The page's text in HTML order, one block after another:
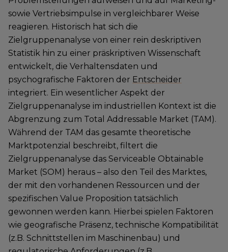
sowie Vertriebsimpulse in vergleichbarer Weise
reagieren. Historisch hat sich die
Zielgruppenanalyse von einer rein deskriptiven
Statistik hin zu einer präskriptiven Wissenschaft
entwickelt, die Verhaltensdaten und
psychografische Faktoren der Entscheider
integriert. Ein wesentlicher Aspekt der
Zielgruppenanalyse im industriellen Kontext ist die
Abgrenzung zum Total Addressable Market (TAM).
Während der TAM das gesamte theoretische
Marktpotenzial beschreibt, filtert die
Zielgruppenanalyse das Serviceable Obtainable
Market (SOM) heraus – also den Teil des Marktes,
der mit den vorhandenen Ressourcen und der
spezifischen Value Proposition tatsächlich
gewonnen werden kann. Hierbei spielen Faktoren
wie geografische Präsenz, technische Kompatibilität
(z.B. Schnittstellen im Maschinenbau) und